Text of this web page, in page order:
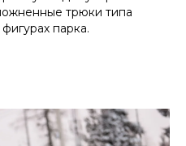
трюки типа
парка.